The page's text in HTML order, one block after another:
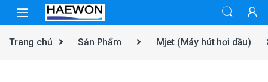
Skip to navigation
Skip to content
Trang chủ Sản Phẩm Mjet (Máy hút hơi dầu)